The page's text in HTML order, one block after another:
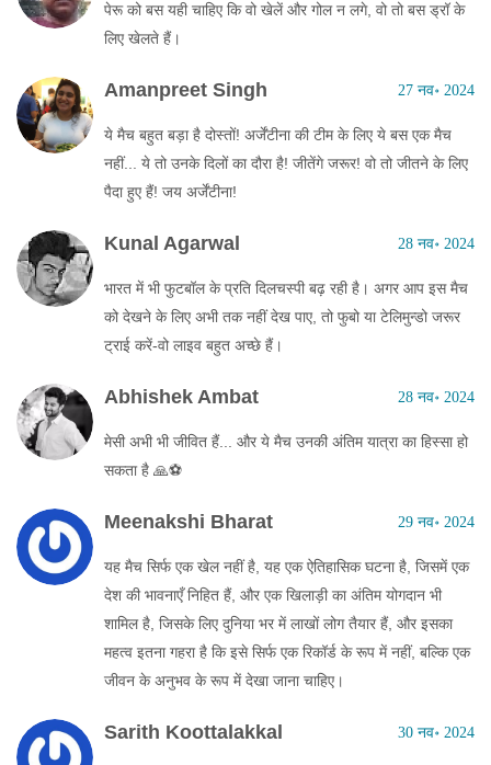
पेरू को बस यही चाहिए कि वो खेलें और गोल न लगे, वो तो बस ड्रॉ के
लिए खेलते हैं।
Amanpreet Singh 27 नव॰ 2024
ये मैच बहुत बड़ा है दोस्तों! अर्जेंटीना की टीम के लिए ये बस एक मैच
नहीं... ये तो उनके दिलों का दौरा है! जीतेंगे जरूर! वो तो जीतने के लिए
पैदा हुए हैं! जय अर्जेंटीना!
Kunal Agarwal 28 नव॰ 2024
भारत में भी फुटबॉल के प्रति दिलचस्पी बढ़ रही है। अगर आप इस मैच
को देखने के लिए अभी तक नहीं देख पाए, तो फुबो या टेलिमुन्डो जरूर
ट्राई करें-वो लाइव बहुत अच्छे हैं।
Abhishek Ambat 28 नव॰ 2024
मेसी अभी भी जीवित हैं... और ये मैच उनकी अंतिम यात्रा का हिस्सा हो
सकता है 🙏⚽
Meenakshi Bharat 29 नव॰ 2024
यह मैच सिर्फ एक खेल नहीं है, यह एक ऐतिहासिक घटना है, जिसमें एक
देश की भावनाएँ निहित हैं, और एक खिलाड़ी का अंतिम योगदान भी
शामिल है, जिसके लिए दुनिया भर में लाखों लोग तैयार हैं, और इसका
महत्व इतना गहरा है कि इसे सिर्फ एक रिकॉर्ड के रूप में नहीं, बल्कि एक
जीवन के अनुभव के रूप में देखा जाना चाहिए।
Sarith Koottalakkal 30 नव॰ 2024